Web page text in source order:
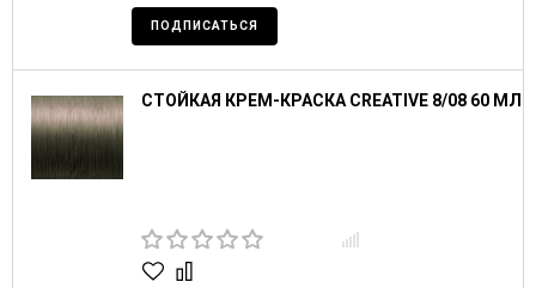
ПОДПИСАТЬСЯ
СТОЙКАЯ КРЕМ-КРАСКА CREATIVE 8/08 60 МЛ